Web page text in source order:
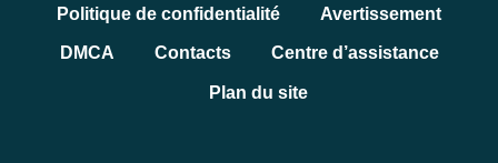
Politique de confidentialité Avertissement
DMCA Contacts Centre d’assistance
Plan du site